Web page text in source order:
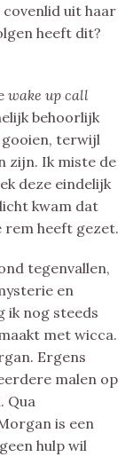
uit haar
heeft dit?
wake up call
behoorlijk
terwijl
zijn. Ik miste de
deze eindelijk
kwam dat
rem heeft gezet.
tegenvallen,
en
ik nog steeds
met wicca.
Ergens
malen op
Qua
is een
hulp wil